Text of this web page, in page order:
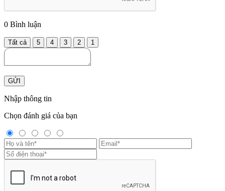
0 Bình luận
Tất cả 5 4 3 2 1
GỬI
Nhập thông tin
Chọn đánh giá của bạn